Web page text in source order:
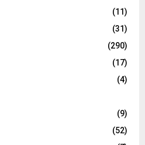
(11)
(31)
(290)
(17)
(4)
(9)
(52)